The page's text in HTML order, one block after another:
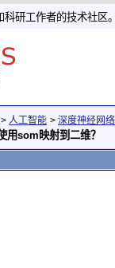
科研工作者的技术社区
> 人工智能 > 深度神经网
用som映射到二维？